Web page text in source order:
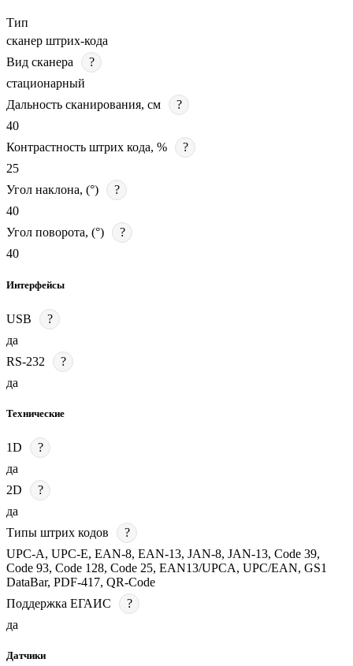
Тип
сканер штрих-кода
Вид сканера
?
стационарный
Дальность сканирования, см
?
40
Контрастность штрих кода, %
?
25
Угол наклона, (°)
?
40
Угол поворота, (°)
?
40
Интерфейсы
USB
?
да
RS-232
?
да
Технические
1D
?
да
2D
?
да
Типы штрих кодов
?
UPC-A, UPC-E, EAN-8, EAN-13, JAN-8, JAN-13, Code 39,
Code 93, Code 128, Code 25, EAN13/UPCA, UPC/EAN, GS1
DataBar, PDF-417, QR-Code
Поддержка ЕГАИС
?
да
Датчики